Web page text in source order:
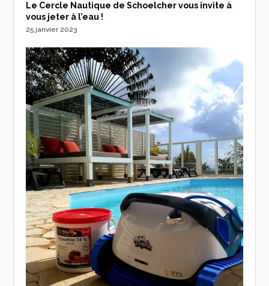
Le Cercle Nautique de Schoelcher vous invite à
vous jeter à l’eau !
25 janvier 2023